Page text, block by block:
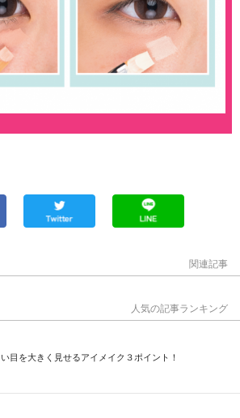
関連記事
人気の記事ランキング
目を大きく見せるアイメイク３ポイント！